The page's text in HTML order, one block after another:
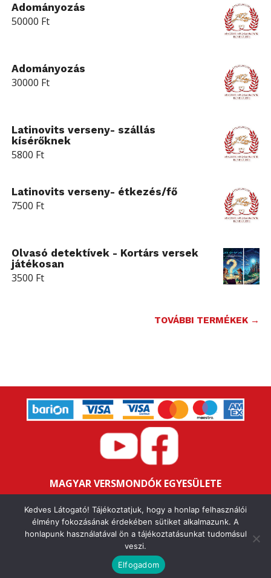
Adományozás
50000 Ft
Adományozás
30000 Ft
Latinovits verseny- szállás
kísérőknek
5800 Ft
Latinovits verseny- étkezés/fő
7500 Ft
Olvasó detektívek - Kortárs versek
játékosan
3500 Ft
TOVÁBBI TERMÉKEK →
MAGYAR VERSMONDÓK EGYESÜLETE
Bankszámlaszám: 16200106-11646259
Adószám: 18047352-1-43
FELHASZNÁLÁSI FELTÉTELEK
Kedves Látogató! Tájékoztatjuk, hogy a honlap felhasználói
élmény fokozásának érdekében sütiket alkalmazunk. A
honlapunk használatával ön a tájékoztatásunkat tudomásul
veszi.
Elfogadom